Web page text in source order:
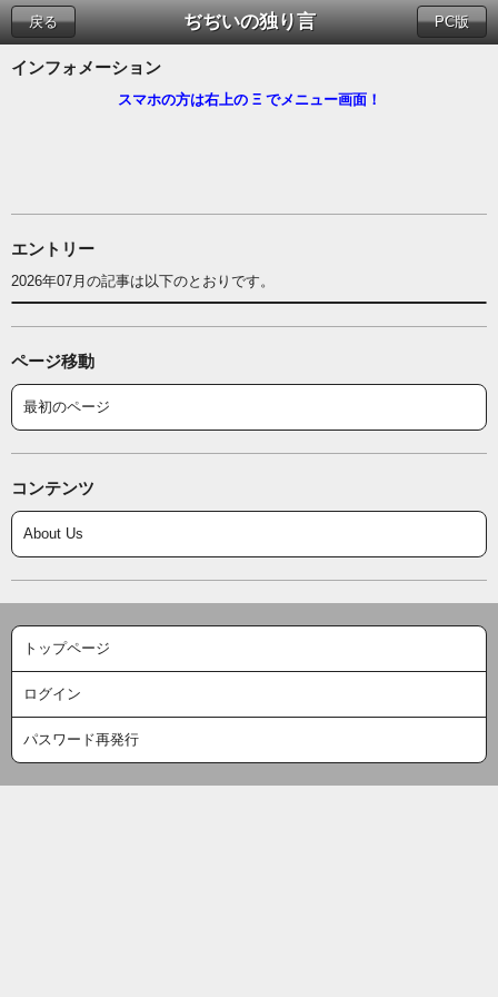
ぢぢいの独り言
戻る PC版
インフォメーション
スマホの方は右上の Ξ でメニュー画面！
エントリー
2026年07月の記事は以下のとおりです。
ページ移動
最初のページ
コンテンツ
About Us
トップページ
ログイン
パスワード再発行